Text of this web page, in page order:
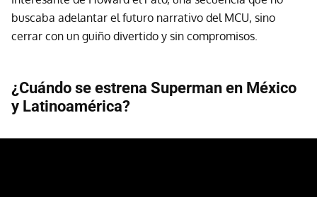
buscaba adelantar el futuro narrativo del MCU, sino
cerrar con un guiño divertido y sin compromisos.
¿Cuándo se estrena Superman en México
y Latinoamérica?